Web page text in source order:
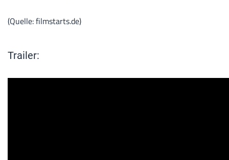
(Quelle: filmstarts.de)
Trailer: